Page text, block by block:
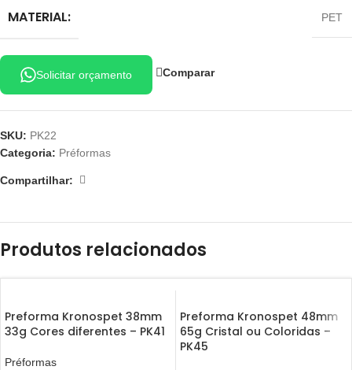
MATERIAL: PET
Solicitar orçamento Comparar
SKU: PK22
Categoria: Préformas
Compartilhar:
Produtos relacionados
Preforma Kronospet 38mm
33g Cores diferentes – PK41
Préformas
Preforma Kronospet 48mm
65g Cristal ou Coloridas –
PK45